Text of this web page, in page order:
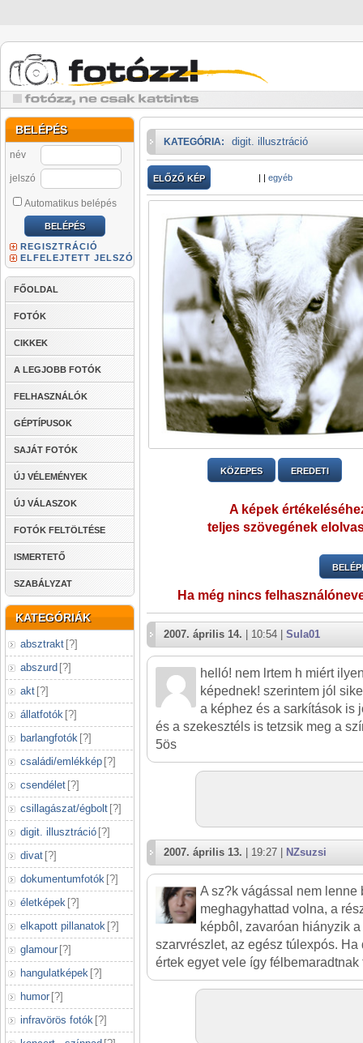
BELÉPÉS
név
jelszó
Automatikus belépés
REGISZTRÁCIÓ
ELFELEJTETT JELSZÓ
FŐOLDAL
FOTÓK
CIKKEK
A LEGJOBB FOTÓK
FELHASZNÁLÓK
GÉPTÍPUSOK
SAJÁT FOTÓK
ÚJ VÉLEMÉNYEK
ÚJ VÁLASZOK
FOTÓK FELTÖLTÉSE
ISMERTETŐ
SZABÁLYZAT
KATEGÓRIÁK
absztrakt [?]
abszurd [?]
akt [?]
állatfotók [?]
barlangfotók [?]
családi/emlékkép [?]
csendélet [?]
csillagászat/égbolt [?]
digit. illusztráció [?]
divat [?]
dokumentumfotók [?]
életképek [?]
elkapott pillanatok [?]
glamour [?]
hangulatképek [?]
humor [?]
infravörös fotók [?]
KATEGÓRIA: digit. illusztráció
ELŐZŐ KÉP | | egyéb
KÖZEPES EREDETI
A képek
teljes szövegének
Ha még nincs
2007. április 14. | 10:54 | Sula01
helló! nem lrtem h miért
képednek! szerintem jól
a képhez és a sarkítások is
és a szekesztéls is tetzsik meg a
5ös
2007. április 13. | 19:27 | NZsuzsi
A sz?k vágással nem lenne
meghagyhattad volna, a
képbôl, zavaróan hiányzik
szarvrészlet, az egész túlexpós. Ha
értek egyet vele így félbemaradtnak